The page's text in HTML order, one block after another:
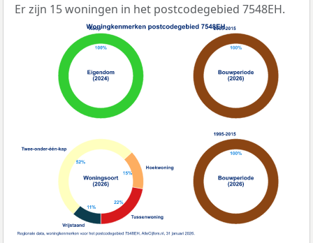
Er zijn 15 woningen in het postcodegebied 7548EH.